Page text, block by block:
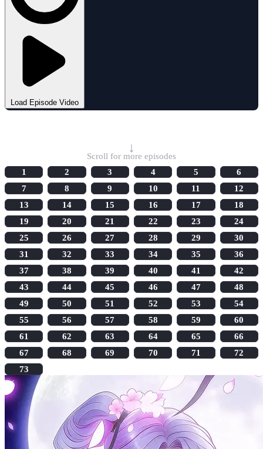
Load Episode Video
↓
Scroll for more episodes
1
2 3 4 5
6
7
8 9 10 11
12
13
14 15 16 17
18
19
20 21 22 23
24
25
26 27 28 29
30
31
32 33 34 35
36
37
38 39 40 41
42
43
44 45 46 47
48
49
50 51 52 53
54
55
56 57 58 59
60
61
62 63 64 65
66
67
68 69 70 71
72
73